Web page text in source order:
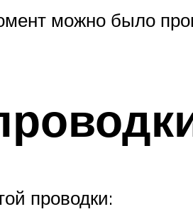
можно было
проводки: